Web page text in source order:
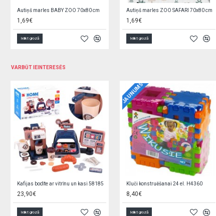
Kluči konstruēšanai 24 el. H4360
8,40€
Ielikt grozā
Vilciņš LUX Z3643
6,90€
Ielikt grozā
VARBŪT IEINTERESĒS
Maģiskās smiltis 1 kg BLUE 9568/2
4,40€
Ielikt grozā
13,90€
Ielikt grozā